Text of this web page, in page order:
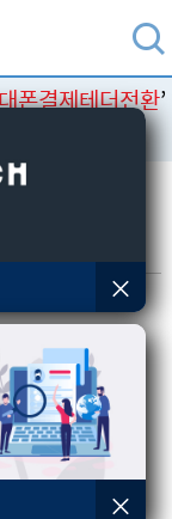
폰결제테더전환’